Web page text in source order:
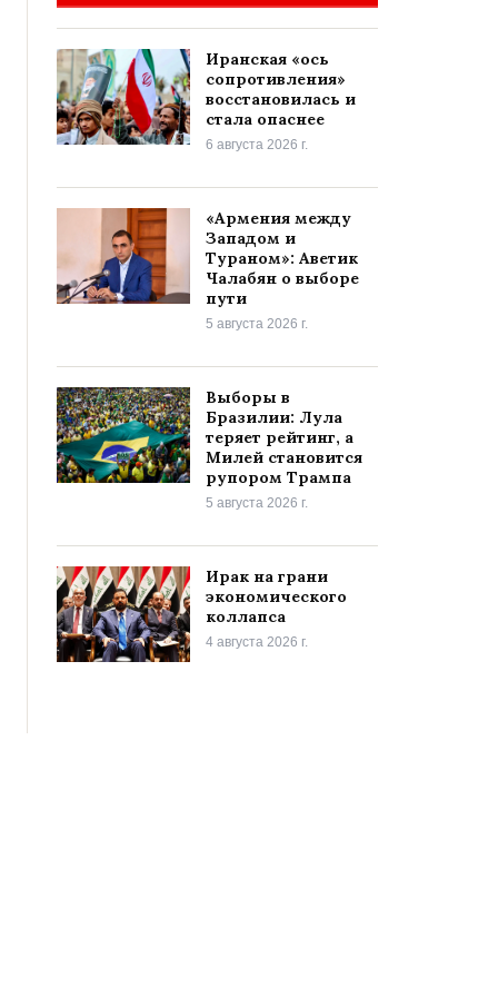
Иранская «ось
сопротивления»
восстановилась и
стала опаснее
6 августа 2026 г.
«Армения между
Западом и
Тураном»: Аветик
Чалабян о выборе
пути
5 августа 2026 г.
Выборы в
Бразилии: Лула
теряет рейтинг, а
Милей становится
рупором Трампа
5 августа 2026 г.
Ирак на грани
экономического
коллапса
4 августа 2026 г.